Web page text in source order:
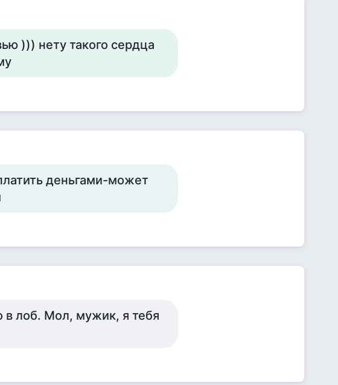
))) нету такого сердца
деньгами-может
в лоб. Мол, мужик, я тебя